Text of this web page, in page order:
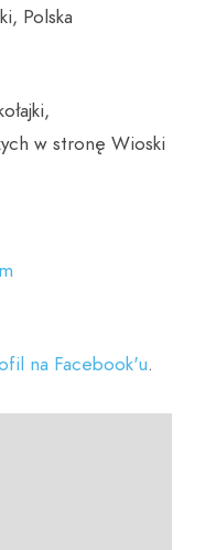
Polska
w stronę Wioski
na Facebook'u.